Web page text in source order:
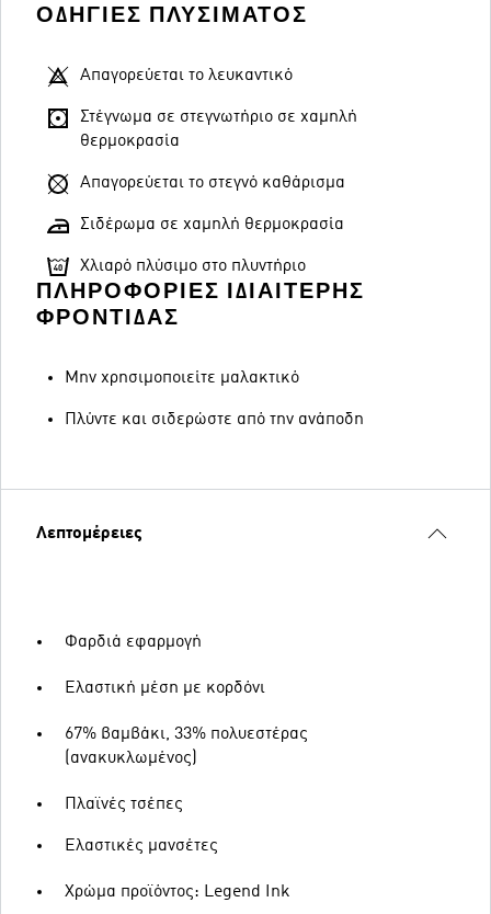
ΟΔΗΓΊΕΣ ΠΛΥΣΊΜΑΤΟΣ
Απαγορεύεται το λευκαντικό
Στέγνωμα σε στεγνωτήριο σε χαμηλή
θερμοκρασία
Απαγορεύεται το στεγνό καθάρισμα
Σιδέρωμα σε χαμηλή θερμοκρασία
Χλιαρό πλύσιμο στο πλυντήριο
ΠΛΗΡΟΦΟΡΊΕΣ ΙΔΙΑΊΤΕΡΗΣ
ΦΡΟΝΤΊΔΑΣ
Μην χρησιμοποιείτε μαλακτικό
Πλύντε και σιδερώστε από την ανάποδη
Λεπτομέρειες
Φαρδιά εφαρμογή
Ελαστική μέση με κορδόνι
67% βαμβάκι, 33% πολυεστέρας
(ανακυκλωμένος)
Πλαϊνές τσέπες
Ελαστικές μανσέτες
Χρώμα προϊόντος: Legend Ink